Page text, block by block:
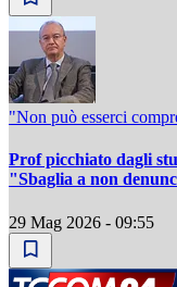
"Non può esserci
Prof picchiato dagli
"Sbaglia a non
29 Mag 2026 - 09:55